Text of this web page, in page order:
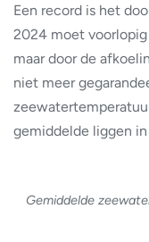
Een record is het
2024 moet
maar door de
niet meer
gemiddelde liggen
Gemiddelde